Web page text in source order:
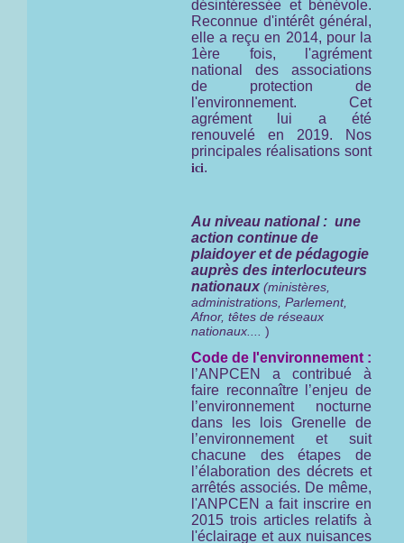
désintéressée et bénévole.
Reconnue d'intérêt général,
elle a reçu en 2014, pour la
1ère fois, l'agrément
national des associations
de protection de
l'environnement. Cet
agrément lui a été
renouvelé en 2019. Nos
principales réalisations sont
ici.
Au niveau national : une
action continue de
plaidoyer et de pédagogie
auprès des interlocuteurs
nationaux (ministères,
administrations, Parlement,
Afnor, têtes de réseaux
nationaux....
)
Code de l'environnement :
l’ANPCEN a contribué à
faire reconnaître l’enjeu de
l’environnement nocturne
dans les lois Grenelle de
l’environnement et suit
chacune des étapes de
l’élaboration des décrets et
arrêtés associés. De même,
l'ANPCEN a fait inscrire en
2015 trois articles relatifs à
l'éclairage et aux nuisances